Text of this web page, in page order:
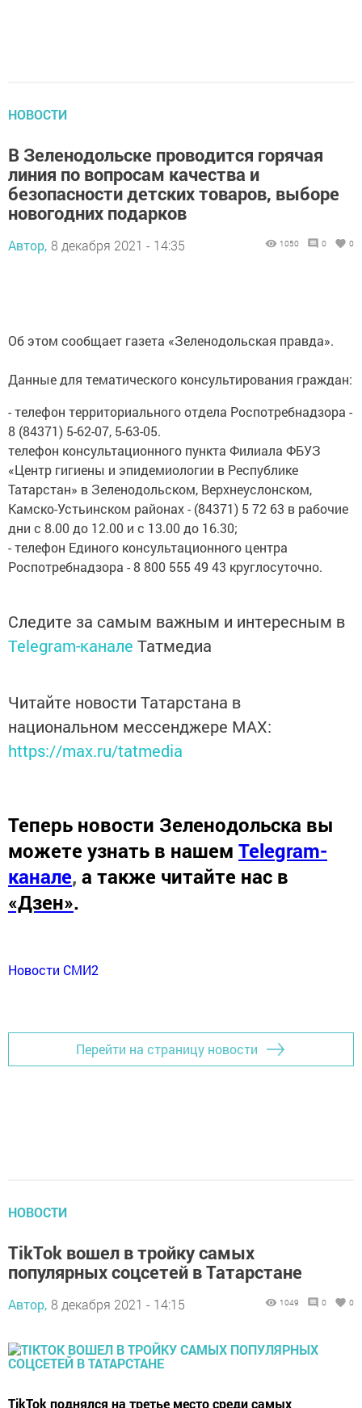
НОВОСТИ
В Зеленодольске проводится горячая
линия по вопросам качества и
безопасности детских товаров, выборе
новогодних подарков
Автор, 8 декабря 2021 - 14:35 1050 0 0
Об этом сообщает газета «Зеленодольская правда».
Данные для тематического консультирования граждан:
- телефон территориального отдела Роспотребнадзора -
8 (84371) 5-62-07, 5-63-05.
телефон консультационного пункта Филиала ФБУЗ
«Центр гигиены и эпидемиологии в Республике
Татарстан» в Зеленодольском, Верхнеуслонском,
Камско-Устьинском районах - (84371) 5 72 63 в рабочие
дни с 8.00 до 12.00 и с 13.00 до 16.30;
- телефон Единого консультационного центра
Роспотребнадзора - 8 800 555 49 43 круглосуточно.
Следите за самым важным и интересным в
Telegram-канале Татмедиа
Читайте новости Татарстана в
национальном мессенджере MАХ:
https://max.ru/tatmedia
Теперь новости Зеленодольска вы
можете узнать в нашем Telegram-
канале, а также читайте нас в
«Дзен».
Новости СМИ2
Перейти на страницу новости
НОВОСТИ
TikTok вошел в тройку самых
популярных соцсетей в Татарстане
Автор, 8 декабря 2021 - 14:15 1049 0 0
TikTok поднялся на третье место среди самых